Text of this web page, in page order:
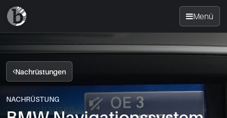
Menü
Startseite
Nachrüsten
News
Nachrüstungen
NACHRÜSTUNG